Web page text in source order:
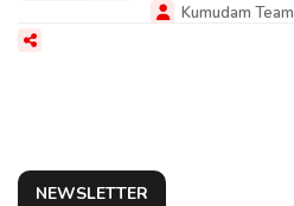
Kumudam Team
NEWSLETTER